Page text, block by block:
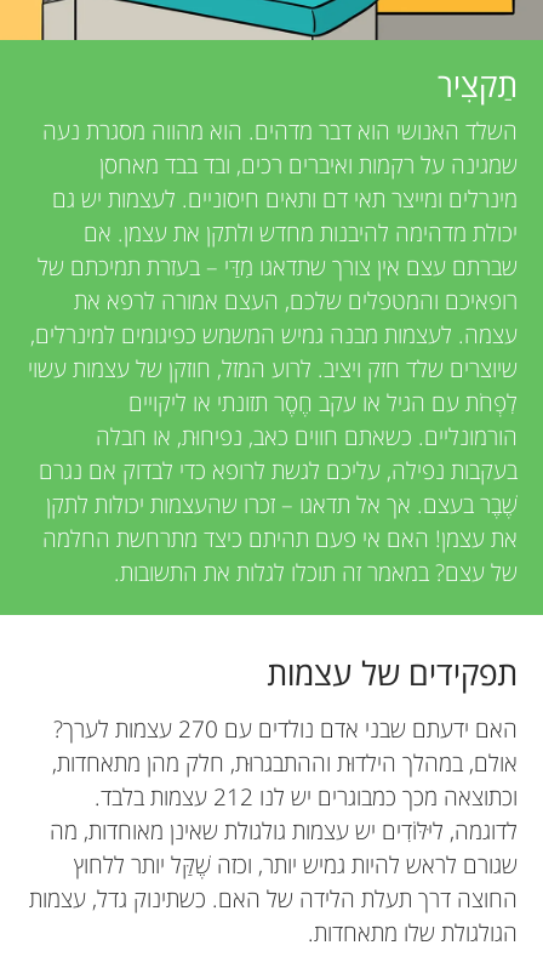
n
g
M
n
d
s
e
w
e
r
s
תַקצִיר
השלד האנושי הוא דבר מדהים. הוא מהווה מסגרת נעה
שמגינה על רקמות ואיברים רכים, ובד בבד מאחסן
מינרלים ומייצר תאי דם ותאים חיסוניים. לעצמות יש גם
יכולת מדהימה להיבנות מחדש ולתקן את עצמן. אם
שברתם עצם אין צורך שתדאגו מִדַּי – בעזרת תמיכתם של
רופאיכם והמטפלים שלכם, העצם אמורה לרפא את
עצמה. לעצמות מבנה גמיש המשמש כפיגומים למינרלים,
שיוצרים שלד חזק ויציב. לרוע המזל, חוזקן של עצמות עשוי
לִפְחֹת עם הגיל או עקב חֶסֶר תזונתי או ליקויים
הורמונליים. כשאתם חווים כאב, נפיחוּת, או חבלה
בעקבות נפילה, עליכם לגשת לרופא כדי לבדוק אם נגרם
שֶׁבֶר בעצם. אך אל תדאגו – זכרו שהעצמות יכולות לתקן
את עצמן! האם אי פעם תהיתם כיצד מתרחשת החלמה
של עצם? במאמר זה תוכלו לגלות את התשובות.
תפקידים של עצמות
האם ידעתם שבני אדם נולדים עם 270 עצמות לערך?
אולם, במהלך הילדוּת וההתבגרוּת, חלק מהן מתאחדות,
וכתוצאה מכך כמבוגרים יש לנו 212 עצמות בלבד.
לדוגמה, ליּלּוֹדִים יש עצמות גולגולת שאינן מאוחדות, מה
שגורם לראש להיות גמיש יותר, וכזה שֶׁקַּל יותר ללחוץ
החוצה דרך תעלת הלידה של האם. כשתינוק גדל, עצמות
הגולגולת שלו מתאחדות.